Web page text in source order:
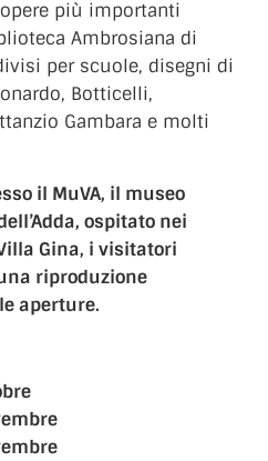
più importanti
Ambrosiana di
per scuole, disegni di
Botticelli,
Gambara e molti
il MuVA, il museo
ospitato nei
Gina, i visitatori
riproduzione
aperture.